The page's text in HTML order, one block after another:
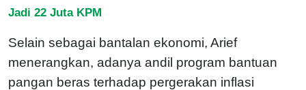
Jadi 22 Juta KPM
Selain sebagai bantalan ekonomi, Arief
menerangkan, adanya andil program bantuan
pangan beras terhadap pergerakan inflasi